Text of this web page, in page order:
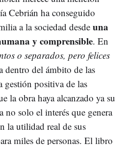
Cebrián ha conseguido
a la sociedad desde una
y comprensible. En
o separados, pero felices
dentro del ámbito de las
gestión positiva de las
la obra haya alcanzado ya su
no solo el interés que genera
la utilidad real de sus
miles de personas. El libro